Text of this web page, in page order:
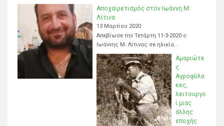
Αποχαιρετισμός στον Ιωάννη Μ.
Λίτινα
13 Μαρτίου 2020
Απεβίωσε την Τετάρτη 11-3-2020 ο
Ιωάννης Μ. Λίτινας σε ηλικία…
Αμαριώτε
ς
Αγροφύλα
κες,
λειτουργο
ί μιας
άλλης
εποχής